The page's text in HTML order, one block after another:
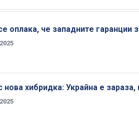
оплака, че западните гаранции
нова хибридка: Украйна е